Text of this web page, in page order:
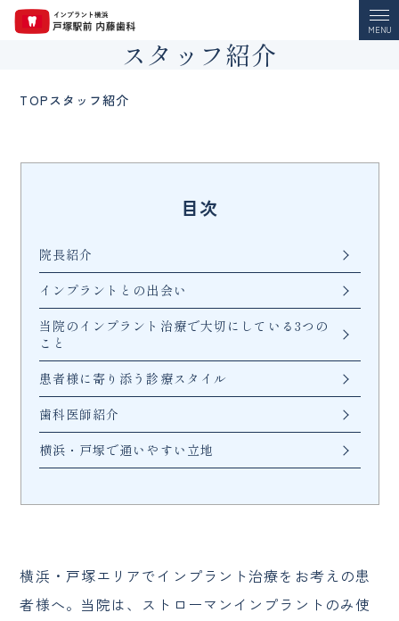
MENU
スタッフ紹介
TOPスタッフ紹介
目次
院長紹介
インプラントとの出会い
当院のインプラント治療で大切にしている3つの
こと
患者様に寄り添う診療スタイル
歯科医師紹介
横浜・戸塚で通いやすい立地
横浜・戸塚エリアでインプラント治療をお考えの患
者様へ。当院は、ストローマンインプラントのみ使